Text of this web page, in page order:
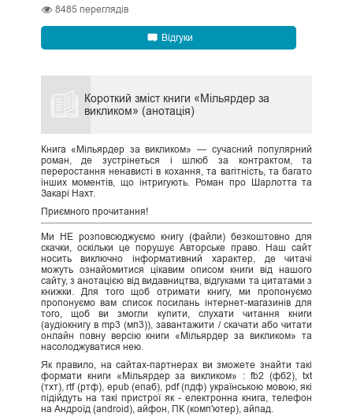
8485 переглядів
Відгуки
Короткий зміст книги «Мільярдер за
викликом» (анотація)
Книга «Мільярдер за викликом» — сучасний популярний
роман, де зустрінеться і шлюб за контрактом, та
переростання ненависті в кохання, та вагітність, та багато
інших моментів, що інтригують. Роман про Шарлотта та
Закарі Нахт.
Приємного прочитання!
Ми НЕ розповсюджуємо книгу (файли) безкоштовно для
скачки, оскільки це порушує Авторське право. Наш сайт
носить виключно інформативний характер, де читачі
можуть ознайомитися цікавим описом книги від нашого
сайту, з анотацією від видавництва, відгуками та цитатами з
книжки. Для того щоб отримати книгу, ми пропонуємо
пропонуємо вам список посилань інтернет-магазинів для
того, щоб ви змогли купити, слухати читання книги
(аудіокнигу в mp3 (мп3)), завантажити / скачати або читати
онлайн повну версію книги «Мільярдер за викликом» та
насолоджуватися нею.
Як правило, на сайтах-партнерах ви зможете знайти такі
формати книги «Мільярдер за викликом» : fb2 (фб2), txt
(тхт), rtf (ртф), epub (епаб), pdf (пдф) українською мовою, які
підійдуть на такі пристрої як - електронна книга, телефон
на Андроїд (android), айфон, ПК (комп'ютер), айпад.